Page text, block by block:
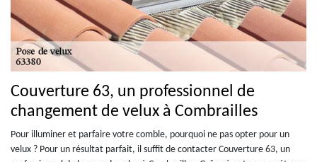
Couverture 63, un professionnel de
changement de velux à Combrailles
Pour illuminer et parfaire votre comble, pourquoi ne pas opter pour un
velux ? Pour un résultat parfait, il suffit de contacter Couverture 63, un